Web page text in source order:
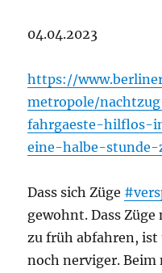
04.04.2023
https://
metropole/
fahrgaeste-hilflos-
eine-halbe-
Dass sich Züge
gewohnt. Dass
zu früh abfahren,
noch nerviger. Beim